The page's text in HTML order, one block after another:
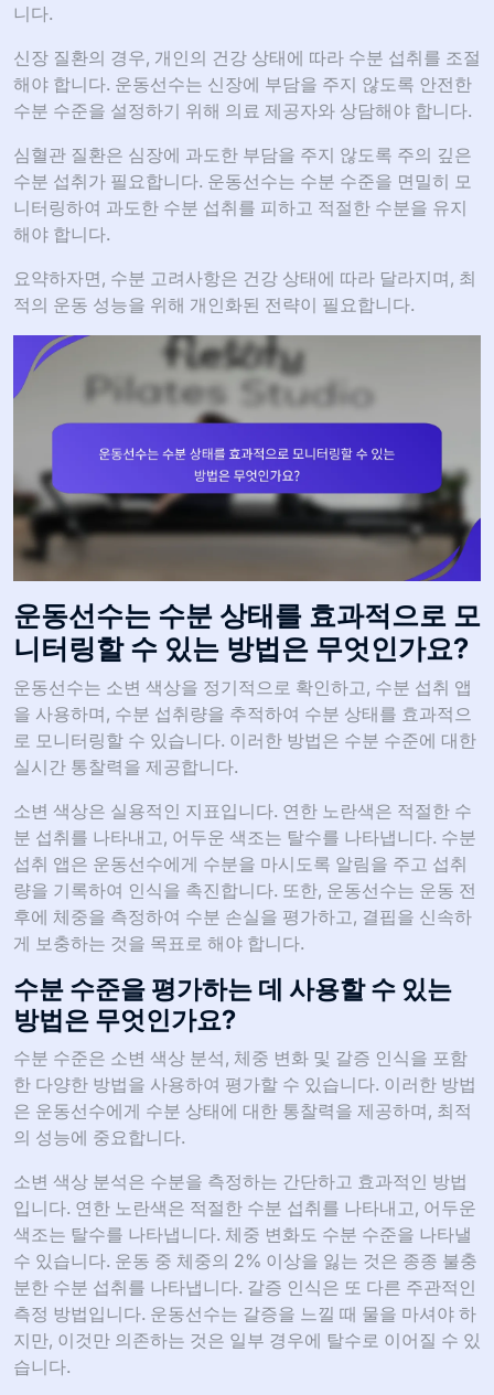
니다.
신장 질환의 경우, 개인의 건강 상태에 따라 수분 섭취를 조절
해야 합니다. 운동선수는 신장에 부담을 주지 않도록 안전한
수분 수준을 설정하기 위해 의료 제공자와 상담해야 합니다.
심혈관 질환은 심장에 과도한 부담을 주지 않도록 주의 깊은
수분 섭취가 필요합니다. 운동선수는 수분 수준을 면밀히 모
니터링하여 과도한 수분 섭취를 피하고 적절한 수분을 유지
해야 합니다.
요약하자면, 수분 고려사항은 건강 상태에 따라 달라지며, 최
적의 운동 성능을 위해 개인화된 전략이 필요합니다.
운동선수는 수분 상태를 효과적으로 모
니터링할 수 있는 방법은 무엇인가요?
운동선수는 소변 색상을 정기적으로 확인하고, 수분 섭취 앱
을 사용하며, 수분 섭취량을 추적하여 수분 상태를 효과적으
로 모니터링할 수 있습니다. 이러한 방법은 수분 수준에 대한
실시간 통찰력을 제공합니다.
소변 색상은 실용적인 지표입니다. 연한 노란색은 적절한 수
분 섭취를 나타내고, 어두운 색조는 탈수를 나타냅니다. 수분
섭취 앱은 운동선수에게 수분을 마시도록 알림을 주고 섭취
량을 기록하여 인식을 촉진합니다. 또한, 운동선수는 운동 전
후에 체중을 측정하여 수분 손실을 평가하고, 결핍을 신속하
게 보충하는 것을 목표로 해야 합니다.
수분 수준을 평가하는 데 사용할 수 있는
방법은 무엇인가요?
수분 수준은 소변 색상 분석, 체중 변화 및 갈증 인식을 포함
한 다양한 방법을 사용하여 평가할 수 있습니다. 이러한 방법
은 운동선수에게 수분 상태에 대한 통찰력을 제공하며, 최적
의 성능에 중요합니다.
소변 색상 분석은 수분을 측정하는 간단하고 효과적인 방법
입니다. 연한 노란색은 적절한 수분 섭취를 나타내고, 어두운
색조는 탈수를 나타냅니다. 체중 변화도 수분 수준을 나타낼
수 있습니다. 운동 중 체중의 2% 이상을 잃는 것은 종종 불충
분한 수분 섭취를 나타냅니다. 갈증 인식은 또 다른 주관적인
측정 방법입니다. 운동선수는 갈증을 느낄 때 물을 마셔야 하
지만, 이것만 의존하는 것은 일부 경우에 탈수로 이어질 수 있
습니다.